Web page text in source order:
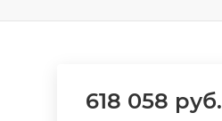
618 058 руб.